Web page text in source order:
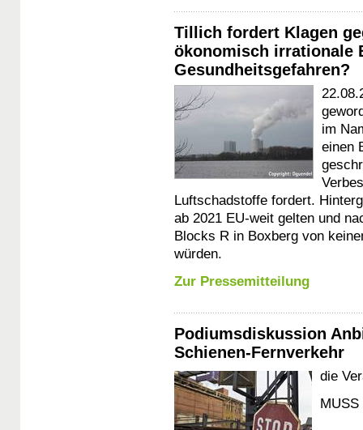
Tillich fordert Klagen
ökonomisch irrationale
Gesundheitsgefahren?
im
einen
Luftschadstoffe fordert.
ab 2021 EU-weit gelten und
Blocks R in Boxberg von
würden.
Zur Pressemitteilung
Podiumsdiskussion
Schienen-Fernverkehr
die